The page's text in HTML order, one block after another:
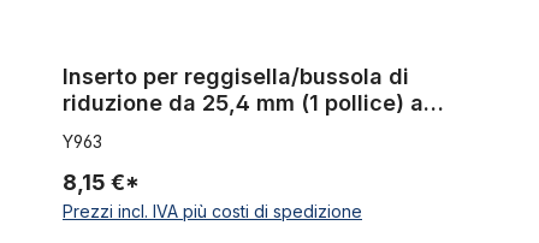
Inserto per reggisella/bussola di
riduzione da 25,4 mm (1 pollice) a
28,6 mm (1 1/8 pollici)
Y963
8,15 €*
Prezzi incl. IVA più costi di spedizione